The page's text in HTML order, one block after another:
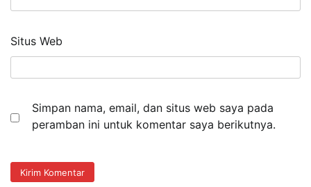
Situs Web
Simpan nama, email, dan situs web saya pada
peramban ini untuk komentar saya berikutnya.